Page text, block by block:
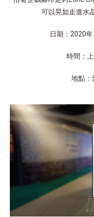
可以晃如走進水
日期：2020
時間：
地點：